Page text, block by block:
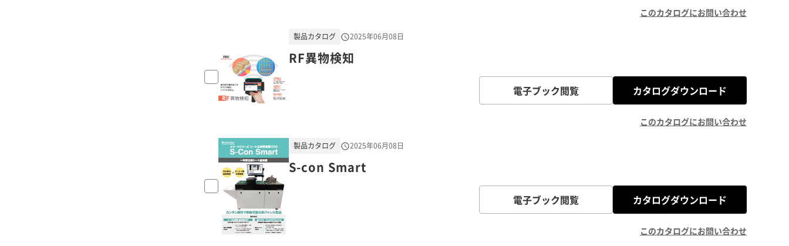
このカタログにお問い合わせ
RF異物検知
製品カタログ 2025年06月08日
電子ブック閲覧 カタログダウンロード
このカタログにお問い合わせ
S-con Smart
製品カタログ 2025年06月08日
電子ブック閲覧 カタログダウンロード
このカタログにお問い合わせ